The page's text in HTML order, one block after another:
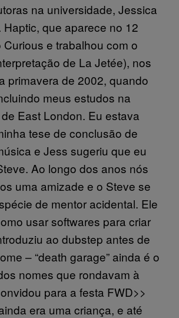
na universidade, Jessica
Haptic, que aparece no 12
e trabalhou com o
de La Jetée), nos
primavera de 2002, quando
meus estudos na
East London. Eu estava
tese de conclusão de
e Jess sugeriu que eu
Ao longo dos anos nós
uma amizade e o Steve se
de mentor acidental. Ele
usar softwares para criar
ao dubstep antes de
– “death garage” ainda é o
nomes que rondavam à
para a festa FWD>>
era uma criança, e até